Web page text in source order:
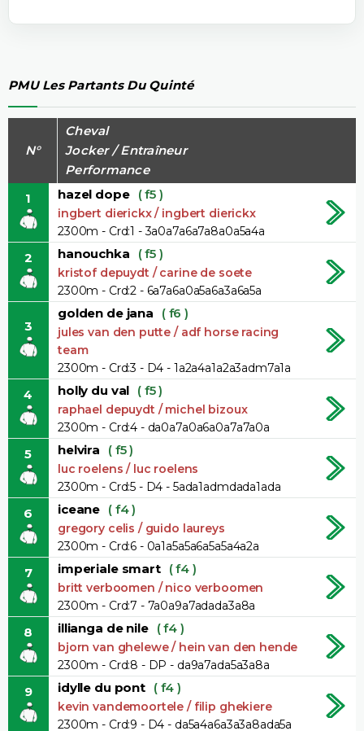
PMU Les Partants Du Quinté
N°
Cheval
Jocker / Entraîneur
Performance
1
hazel dope ( f5 )
ingbert dierickx / ingbert dierickx
2300m - Crd:1 - 3a0a7a6a7a8a0a5a4a
2 hanouchka ( f5 )
kristof depuydt / carine de soete
2300m - Crd:2 - 6a7a6a0a5a6a3a6a5a
3
golden de jana ( f6 )
jules van den putte / adf horse racing
team
2300m - Crd:3 - D4 - 1a2a4a1a2a3adm7a1a
4 holly du val ( f5 )
raphael depuydt / michel bizoux
2300m - Crd:4 - da0a7a0a6a0a7a7a0a
5 helvira ( f5 )
luc roelens / luc roelens
2300m - Crd:5 - D4 - 5ada1admdada1ada
6 iceane ( f4 )
gregory celis / guido laureys
2300m - Crd:6 - 0a1a5a5a6a5a5a4a2a
7 imperiale smart ( f4 )
britt verboomen / nico verboomen
2300m - Crd:7 - 7a0a9a7adada3a8a
8 illianga de nile ( f4 )
bjorn van ghelewe / hein van den hende
2300m - Crd:8 - DP - da9a7ada5a3a8a
9 idylle du pont ( f4 )
kevin vandemoortele / filip ghekiere
2300m - Crd:9 - D4 - da5a4a6a3a3a8ada5a